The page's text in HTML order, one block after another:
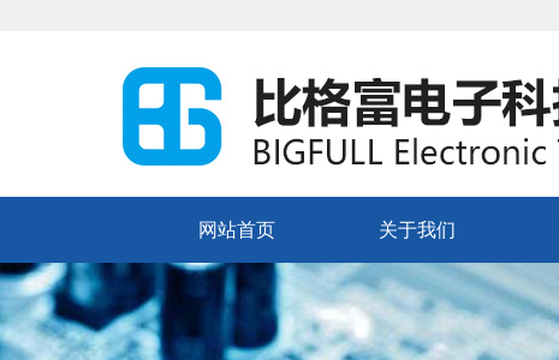
网站首页 关于我们